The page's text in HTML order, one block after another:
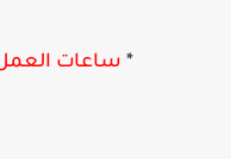
ساعات العمل :60 ساعة في الاسبوع